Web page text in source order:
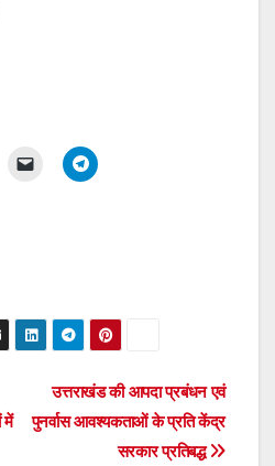
उत्तराखंड की आपदा प्रबंधन एवं
पुनर्वास आवश्यकताओं के प्रति केंद्र
सरकार प्रतिबद्ध
में